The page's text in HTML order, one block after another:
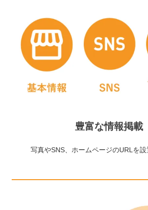
豊富な情報掲載
写真やSNS、ホームページのURLを設